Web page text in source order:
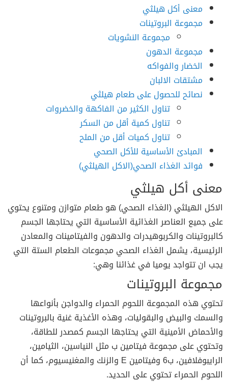
معنى أكل هيلثي
مجموعة البروتينات
مجموعة النشويات
مجموعة الدهون
الخضار والفواكه
مشتقات الالبان
نصائح للحصول على طعام هيلثي
تناول الكثير من الفاكهة والخضروات
تناول كمية أقل من السكر
تناول كميات أقل من الملح
المبادئ الأساسية للأكل الصحي
فوائد الغذاء الصحي(الاكل الهيلثي)
معنى أكل هيلثي
الاكل الهيلثي (الغذاء الصحي) هو طعام متوازن ومتنوع يحتوي
على جميع العناصر الغذائية الأساسية التي يحتاجها الجسم
كالبروتينات والكربوهيدرات والدهون والفيتامينات والمعادن
الرئيسية، يشمل الغذاء الصحي مجموعات الطعام الستة التي
يجب ان تتواجد يوميا في غذائنا وهي:
مجموعة البروتينات
تحتوي هذه المجموعة اللحوم الحمراء والدواجن بأنواعها
والسمك والبيض والبقوليات، وهذه الأغذية غنية بالبروتينات
والأحماض الأمينية التي يحتاجها الجسم كمصدر للطاقة،
وتحتوي على مجموعة فيتامين ب مثل النياسين، الثيامين،
الرايبوفلافين، ب6 وفيتامين E والزنك والمغنيسيوم، كما أن
اللحوم الحمراء تحتوي على الحديد.